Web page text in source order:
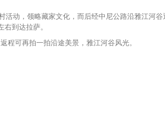
活动，领略藏家文化，而后经中尼公路沿雅江河谷
右到达拉萨。
程可再拍一拍沿途美景，雅江河谷风光。